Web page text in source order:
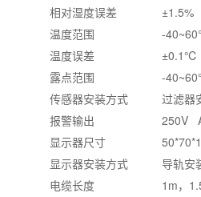
相对湿度误差
±1.5%
温度范围
-
温度误差
±0.1℃
露点范围
-
传感器安装方式
过滤器
报警输出
250V
显示器尺寸
显示器安装方式
导轨安
电缆长度
1m，